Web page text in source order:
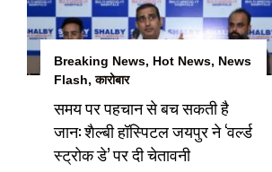
Breaking News, Hot News, News
Flash,कारोबार
समय पर पहचान से बच सकती है
जान: शैल्बी हॉस्पिटल जयपुर ने ‘वर्ल्ड
स्ट्रोक डे’ पर दी चेतावनी